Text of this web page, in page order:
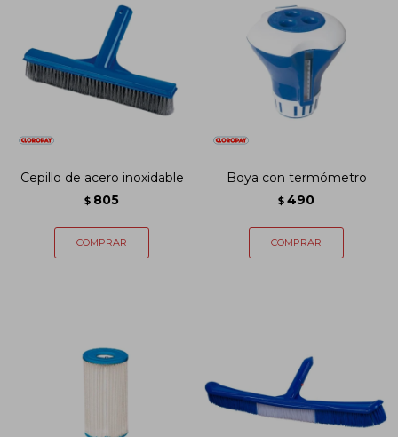
Cepillo de acero inoxidable
$ 805
Boya con termómetro
$ 490